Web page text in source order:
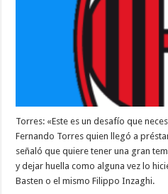
Torres: «Este es un desafío que
Fernando Torres quien llegó a
señaló que quiere tener una gran
y dejar huella como alguna vez lo
Basten o el mismo Filippo Inzaghi.